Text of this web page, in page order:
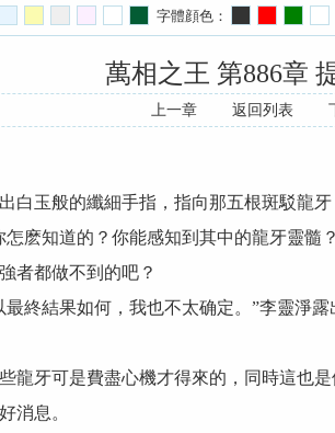
字體顔色：
萬相之王 第886章
上一章 返回列表
玉般的纖細手指，指向那五根斑駁龍牙
麽知道的？你能感知到其中的龍牙靈髓
都做不到的吧？
結果如何，我也不太确定。”李靈淨露
牙可是費盡心機才得來的，同時這也是
消息。